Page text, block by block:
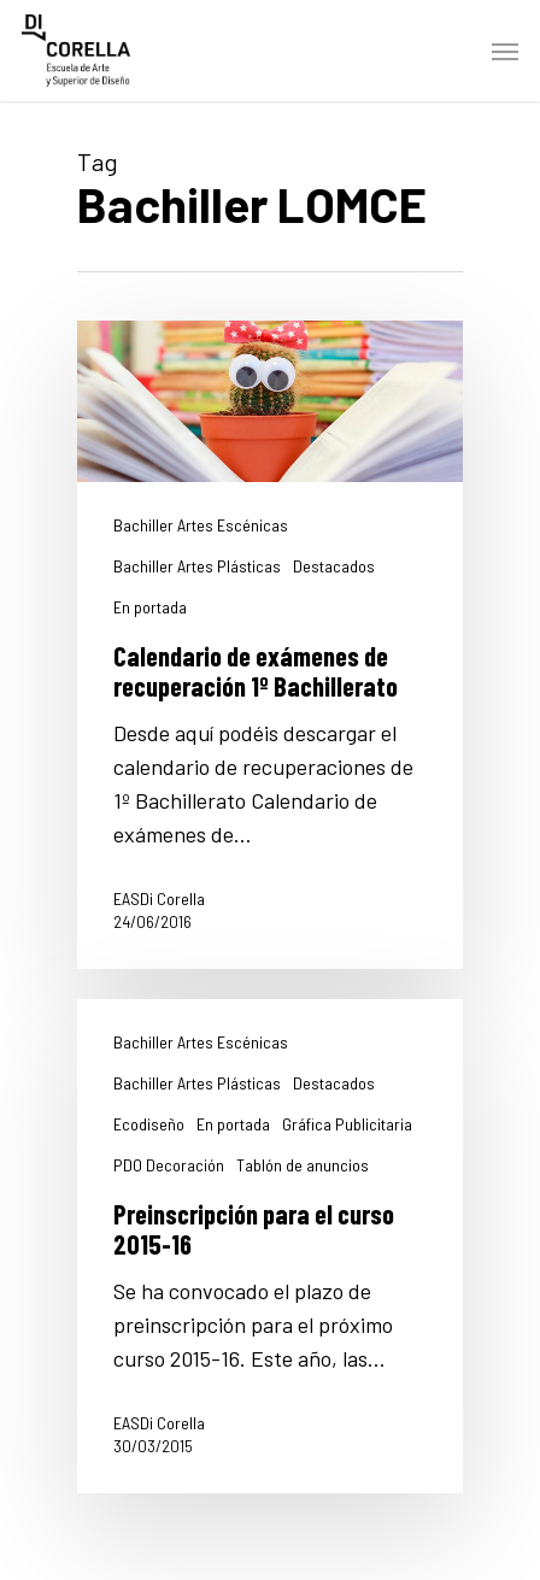
Skip
Menu
Tag
Bachiller LOMCE
Bachiller Artes Escénicas
Bachiller Artes Plásticas
Destacados
En portada
Calendario de exámenes de
recuperación 1º Bachillerato
Desde aquí podéis descargar el
calendario de recuperaciones de
1º Bachillerato Calendario de
exámenes de…
EASDi Corella
24/06/2016
Bachiller Artes Escénicas
Bachiller Artes Plásticas
Destacados
Ecodiseño
En portada
Gráfica Publicitaria
PDO Decoración
Tablón de anuncios
Preinscripción para el curso
2015-16
Se ha convocado el plazo de
preinscripción para el próximo
curso 2015-16. Este año, las…
EASDi Corella
30/03/2015